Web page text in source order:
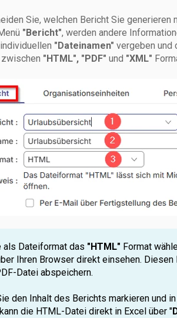
Sie, welchen Bericht Sie generieren
"Bericht", werden andere
"Dateinamen" vergeben und
"HTML", "PDF" und "XML"
als Dateiformat das "HTML" Format
Ihren Browser direkt einsehen. Diesen
Datei abspeichern.
den Inhalt des Berichts markieren und
die HTML-Datei direkt in Excel über "